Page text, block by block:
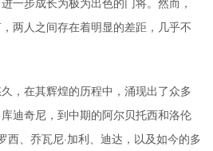
两人之间存在着明显的差距，几乎不
，在其辉煌的历程中，涌现出了众多
迪奇尼，到中期的阿尔贝托西和洛伦
西、乔瓦尼·加利、迪达，以及如今的多